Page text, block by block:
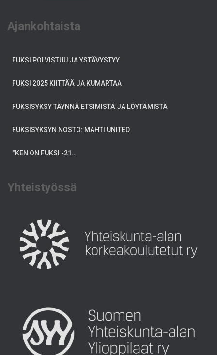
Ajankohtaista
FUKSI POLVISTUU JA YSTÄVYSTYY
FUKSI 2025 KIITTÄÄ JA KUMARTAA
FUKSISYKSY TÄYNNÄ ETSIMISTÄ JA LÖYTÄMISTÄ
FUKSISYKSYN NOSTO: MAHTI UNITED
“KEN ON FUKSI -21…
Yhteistyössä